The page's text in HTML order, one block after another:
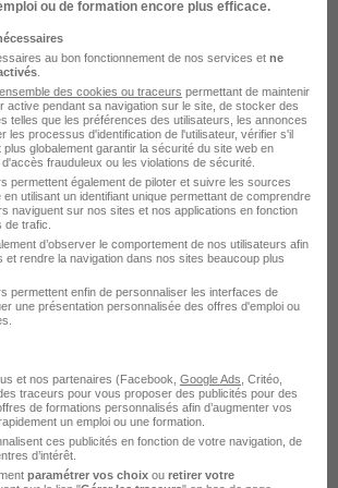
Guitare à Villiers-Sur-
- 94
CDD
/ heure
1 an
il y a 16 jours
recherche chezAcadomiaou à
ou de formation encore plus efficace.
au bon fonctionnement de nos services et ne
des cookies ou traceurs permettant de maintenir
active pendant sa navigation sur le site, de stocker des
telles que les préférences des utilisateurs, les annonces
les processus d'identification de l'utilisateur, vérifier s'il
globalement garantir la sécurité du site web en
frauduleux ou les violations de sécurité.
permettent également de piloter et suivre les sources
utilisant un identifiant unique permettant de comprendre
naviguent sur nos sites et nos applications en fonction
trafic.
d’observer le comportement de nos utilisateurs afin
et rendre la navigation dans nos sites beaucoup plus
permettent enfin de personnaliser les interfaces de
une présentation personnalisée des offres d'emploi ou
et nos partenaires (Facebook, Google Ads , Critéo,
traceurs pour vous proposer des publicités pour des
de formations personnalisés afin d’augmenter vos
un emploi ou une formation.
ces publicités en fonction de votre navigation, de
d’intérêt.
paramétrer vos choix ou retirer votre